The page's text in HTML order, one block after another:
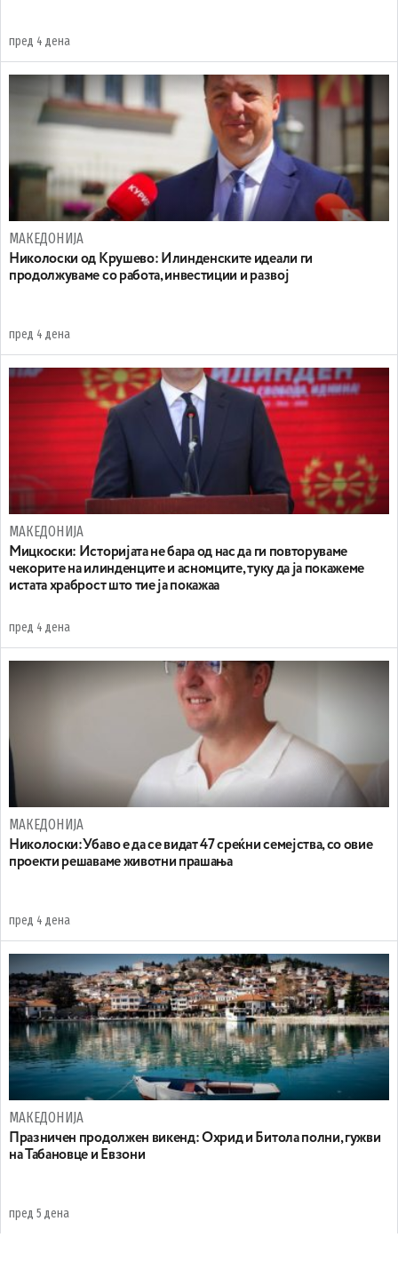
пред 4 дена
МАКЕДОНИЈА
Николоски од Крушево: Илинденските идеали ги
продолжуваме со работа, инвестиции и развој
пред 4 дена
МАКЕДОНИЈА
Мицкоски: Историјата не бара од нас да ги повторуваме
чекорите на илинденците и асномците, туку да ја покажеме
истата храброст што тие ја покажаа
пред 4 дена
МАКЕДОНИЈА
Николоски:Убаво е да се видат 47 среќни семејства, со овие
проекти решаваме животни прашања
пред 4 дена
МАКЕДОНИЈА
Празничен продолжен викенд: Охрид и Битола полни, гужви
на Табановце и Евзони
пред 5 дена